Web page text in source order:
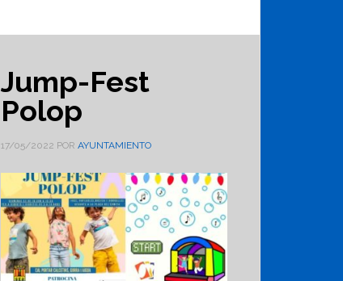
Jump-Fest
Polop
17/05/2022 PORAYUNTAMIENTO